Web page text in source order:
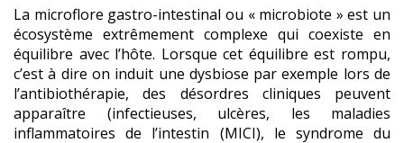
La microflore gastro-intestinal ou « microbiote » est un
écosystème extrêmement complexe qui coexiste en
équilibre avec l’hôte. Lorsque cet équilibre est rompu,
c’est à dire on induit une dysbiose par exemple lors de
l’antibiothérapie, des désordres cliniques peuvent
apparaître (infectieuses, ulcères, les maladies
inflammatoires de l’intestin (MICI), le syndrome du